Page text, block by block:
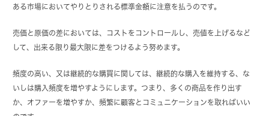
ある市場においてやりとりされる標準金額に注意を払うのです。
売価と原価の差においては、コストをコントロールし、売値を上げるなど
して、出来る限り最大限に差をつけるよう努めます。
頻度の高い、又は継続的な購買に関しては、継続的な購入を維持する、な
いしは購入頻度を増やすようにします。つまり、多くの商品を作り出す
か、オファーを増やすか、頻繁に顧客とコミュニケーションを取ればいい